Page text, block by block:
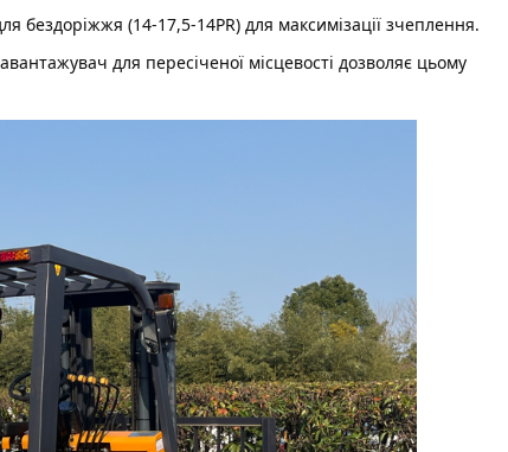
бездоріжжя (14-17,5-14PR) для максимізації зчеплення.
для пересіченої місцевості дозволяє цьому